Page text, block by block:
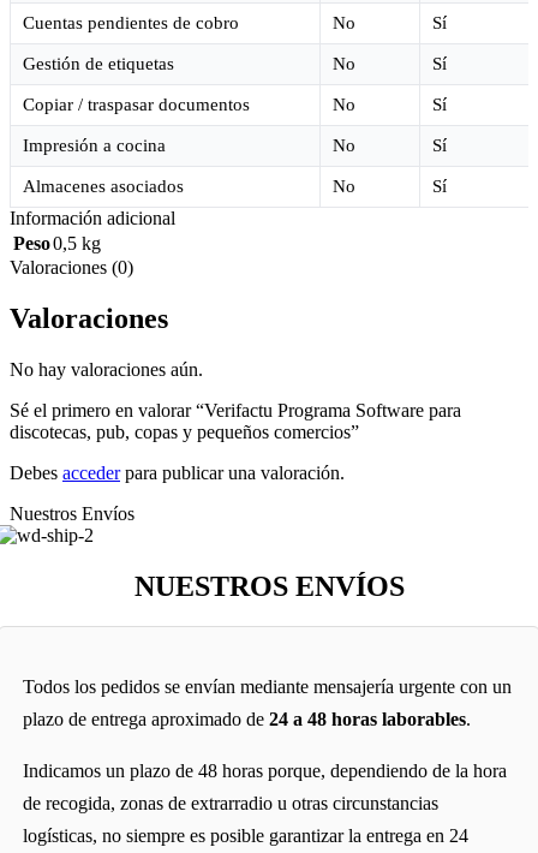
Cuentas pendientes de cobro No Sí
Gestión de etiquetas No Sí
Copiar / traspasar documentos No Sí
Impresión a cocina No Sí
Almacenes asociados No Sí
Información adicional
Peso0,5 kg
Valoraciones (0)
Valoraciones
No hay valoraciones aún.
Sé el primero en valorar “Verifactu Programa Software para
discotecas, pub, copas y pequeños comercios”
Debes accederpara publicar una valoración.
Nuestros Envíos
NUESTROS ENVÍOS
Todos los pedidos se envían mediante mensajería urgente con un
plazo de entrega aproximado de 24 a 48 horas laborables.
Indicamos un plazo de 48 horas porque, dependiendo de la hora
de recogida, zonas de extrarradio u otras circunstancias
logísticas, no siempre es posible garantizar la entrega en 24